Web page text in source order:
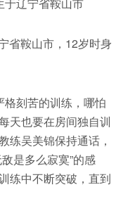
省鞍山市，12岁时身
刻苦的训练，哪怕
天也要在房间独自训
练吴美锦保持通话，
是多么寂寞”的感
练中不断突破，直到